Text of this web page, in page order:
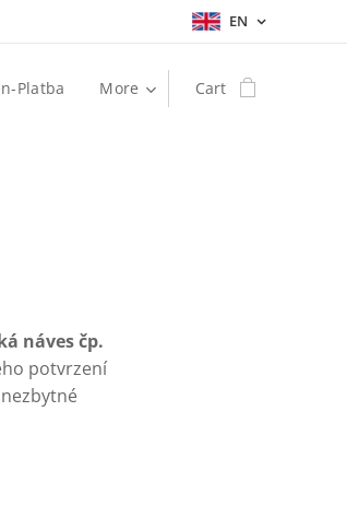
EN
Platba More Cart
náves čp.
potvrzení